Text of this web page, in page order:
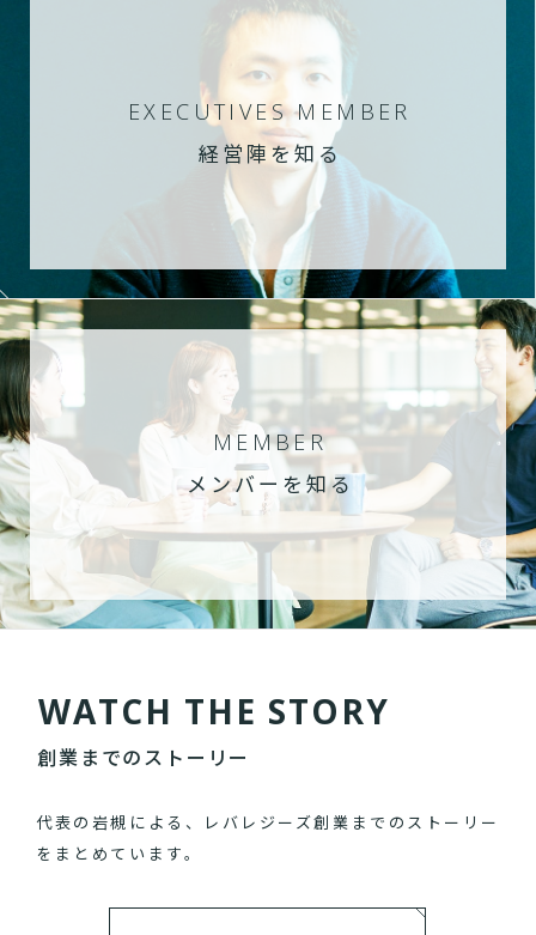
EXECUTIVES MEMBER
経営陣を知る
MEMBER
メンバーを知る
WATCH THE STORY
創業までのストーリー
代表の岩槻による、レバレジーズ創業までのストーリー
をまとめています。